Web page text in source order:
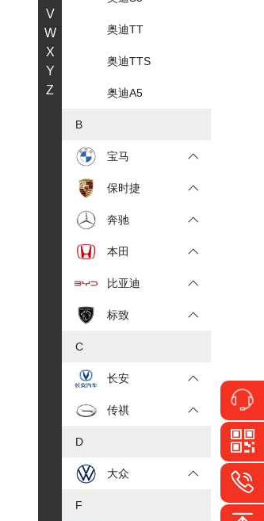
V
W
X
Y
Z
奥迪TT
奥迪TTS
奥迪A5
B
宝马
保时捷
奔驰
本田
比亚迪
标致
C
长安
传祺
D
大众
F